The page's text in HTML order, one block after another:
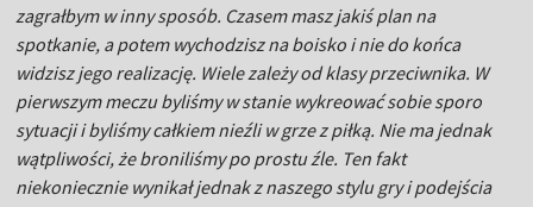
zagrałbym w inny sposób. Czasem masz jakiś plan na
spotkanie, a potem wychodzisz na boisko i nie do końca
widzisz jego realizację. Wiele zależy od klasy przeciwnika. W
pierwszym meczu byliśmy w stanie wykreować sobie sporo
sytuacji i byliśmy całkiem nieźli w grze z piłką. Nie ma jednak
wątpliwości, że broniliśmy po prostu źle. Ten fakt
niekoniecznie wynikał jednak z naszego stylu gry i podejścia